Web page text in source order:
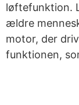
løftefunktion.
ældre
motor, der
funktionen,